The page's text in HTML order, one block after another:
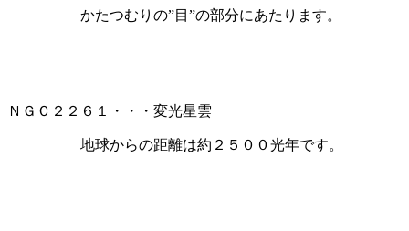
かたつむりの”目”の部分にあたります。
ＮＧＣ２２６１・・・変光星雲
地球からの距離は約２５００光年です。